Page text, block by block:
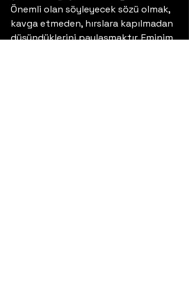
Önemli olan söyleyecek sözü olmak,
kavga etmeden, hırslara kapılmadan
düşündüklerini paylaşmaktır. Eminim